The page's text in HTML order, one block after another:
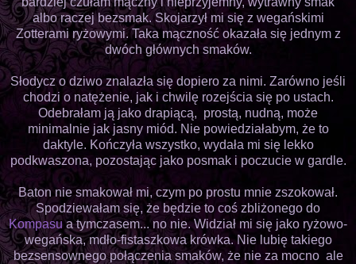
albo raczej bezsmak. Skojarzył mi się z wegańskimi
Zotterami ryżowymi. Taka mączność okazała się jednym z
dwóch głównych smaków.
Słodycz o dziwo znalazła się dopiero za nimi. Zarówno jeśli
chodzi o natężenie, jak i chwilę rozejścia się po ustach.
Odebrałam ją jako drapiącą, prostą, nudną, może
minimalnie jak jasny miód. Nie powiedziałabym, że to
daktyle. Kończyła wszystko, wydała mi się lekko
podkwaszona, pozostając jako posmak i poczucie w gardle.
Baton nie smakował mi, czym po prostu mnie zszokował.
Spodziewałam się, że będzie to coś zbliżonego do
Kompasua tymczasem... no nie. Widział mi się jako ryżowo-
wegańska, mdło-fistaszkowa krówka. Nie lubię takiego
bezsensownego połączenia smaków, że nie za mocno ale